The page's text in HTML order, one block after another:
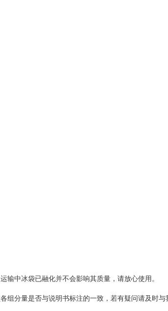
中冰袋已融化并不会影响其质量，请放心使用。
组分量是否与说明书标注的一致，若有疑问请及时